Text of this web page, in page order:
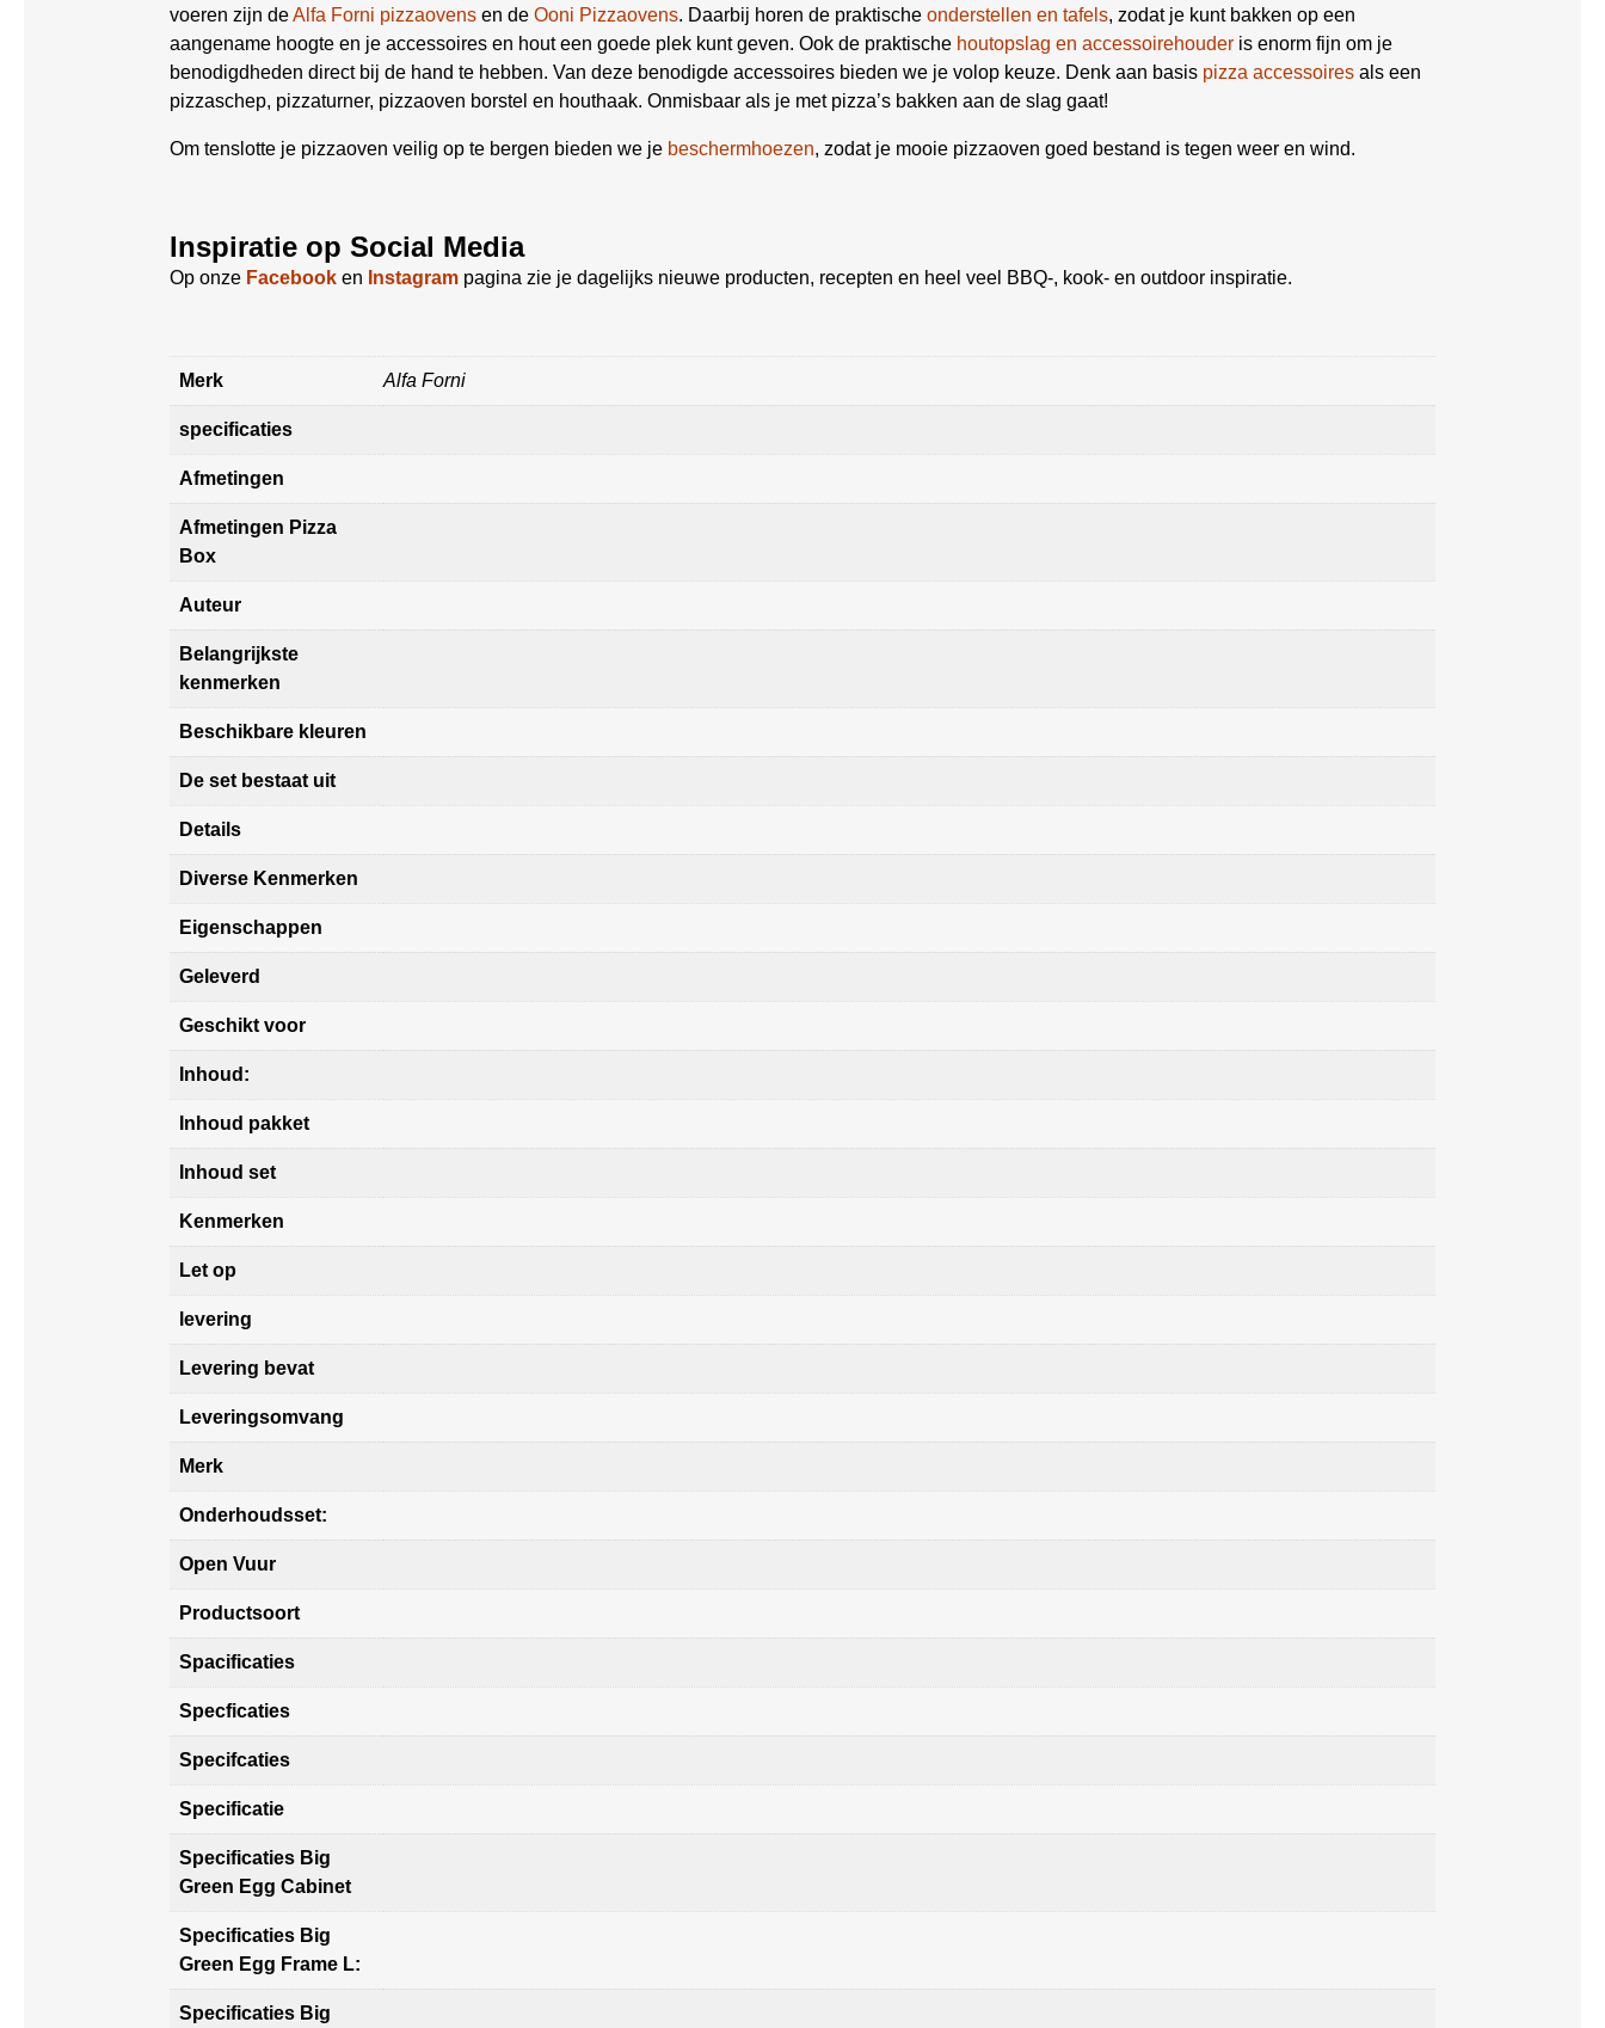
voeren zijn deAlfa Forni pizzaovens en de Ooni Pizzaovens. Daarbij horen de praktische onderstellen en tafels, zodat je kunt bakken op een
aangename hoogte en je accessoires en hout een goede plek kunt geven. Ook de praktische houtopslag en accessoirehouder is enorm fijn om je
benodigdheden direct bij de hand te hebben. Van deze benodigde accessoires bieden we je volop keuze. Denk aan basis pizza accessoires als een
pizzaschep, pizzaturner, pizzaoven borstel en houthaak. Onmisbaar als je met pizza’s bakken aan de slag gaat!
Om tenslotte je pizzaoven veilig op te bergen bieden we je beschermhoezen, zodat je mooie pizzaoven goed bestand is tegen weer en wind.
Inspiratie op Social Media
Op onze Facebook en Instagram pagina zie je dagelijks nieuwe producten, recepten en heel veel BBQ-, kook- en outdoor inspiratie.
Merk Alfa Forni
specificaties
Afmetingen
Afmetingen Pizza
Box
Auteur
Belangrijkste
kenmerken
Beschikbare kleuren
De set bestaat uit
Details
Diverse Kenmerken
Eigenschappen
Geleverd
Geschikt voor
Inhoud:
Inhoud pakket
Inhoud set
Kenmerken
Let op
levering
Levering bevat
Leveringsomvang
Merk
Onderhoudsset:
Open Vuur
Productsoort
Spacificaties
Specficaties
Specifcaties
Specificatie
Specificaties Big
Green Egg Cabinet
Specificaties Big
Green Egg Frame L:
Specificaties Big